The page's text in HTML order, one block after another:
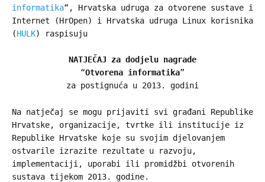
informatika“, Hrvatska udruga za otvorene sustave i
Internet (HrOpen) i Hrvatska udruga Linux korisnika
(HULK) raspisuju
NATJEČAJ za dodjelu nagrade
“Otvorena informatika”
za postignuća u 2013. godini
Na natječaj se mogu prijaviti svi građani Republike
Hrvatske, organizacije, tvrtke ili institucije iz
Republike Hrvatske koje su svojim djelovanjem
ostvarile izrazite rezultate u razvoju,
implementaciji, uporabi ili promidžbi otvorenih
sustava tijekom 2013. godine.